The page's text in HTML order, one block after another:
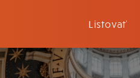
Listovať